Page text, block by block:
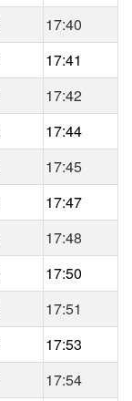
17:40
17:41
17:42
17:44
17:45
17:47
17:48
17:50
17:51
17:53
17:54